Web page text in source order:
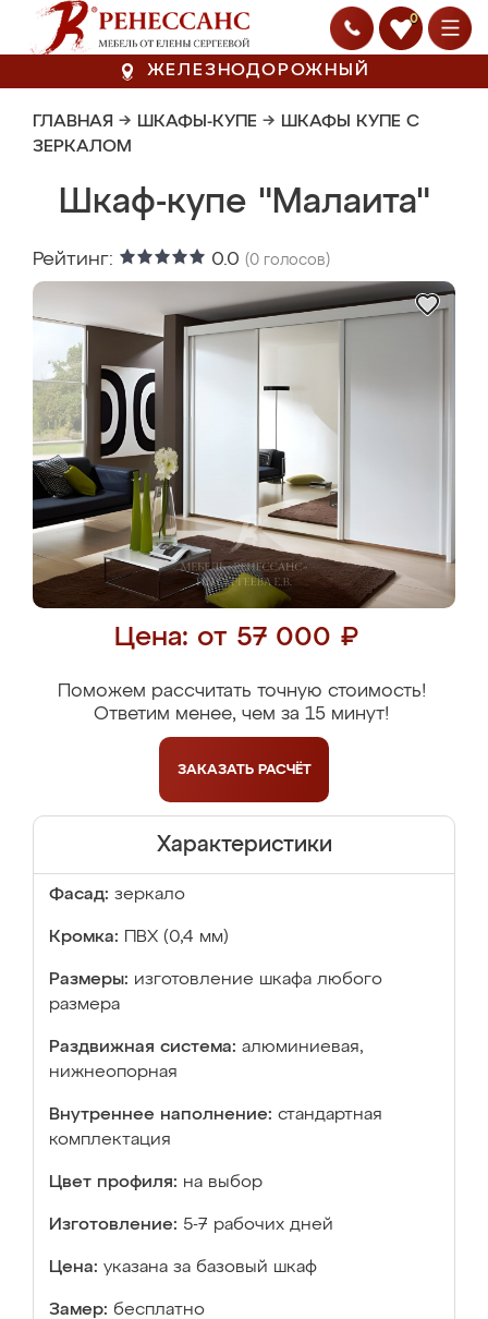
0
ЖЕЛЕЗНОДОРОЖНЫЙ
ГЛАВНАЯ → ШКАФЫ-КУПЕ → ШКАФЫ КУПЕ С
ЗЕРКАЛОМ
Шкаф-купе "Малаита"
Рейтинг: 0.0 (0 голосов)
Цена: от 57 000 ₽
Поможем рассчитать точную стоимость!
Ответим менее, чем за 15 минут!
ЗАКАЗАТЬ РАСЧЁТ
Характеристики
Фасад: зеркало
Кромка: ПВХ (0,4 мм)
Размеры: изготовление шкафа любого
размера
Раздвижная система: алюминиевая,
нижнеопорная
Внутреннее наполнение: стандартная
комплектация
Цвет профиля: на выбор
Изготовление: 5-7 рабочих дней
Цена: указана за базовый шкаф
Замер: бесплатно